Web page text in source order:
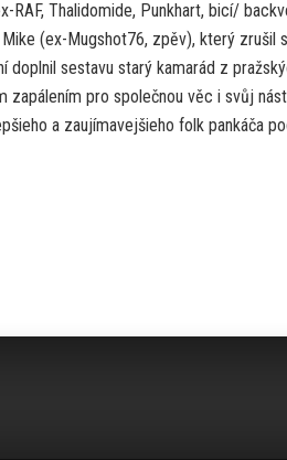
RAF, Thalidomide, Punkhart, bicí/
(ex-Mugshot76, zpěv), který zrušil
doplnil sestavu starý kamarád z
zapálením pro společnou věc i svůj
a zaujímavejšieho folk pankáča